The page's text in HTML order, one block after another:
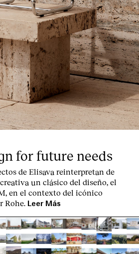
for future needs
de Elisava reinterpretan de
un clásico del diseño, el
en el contexto del icónico
Rohe. Leer Más